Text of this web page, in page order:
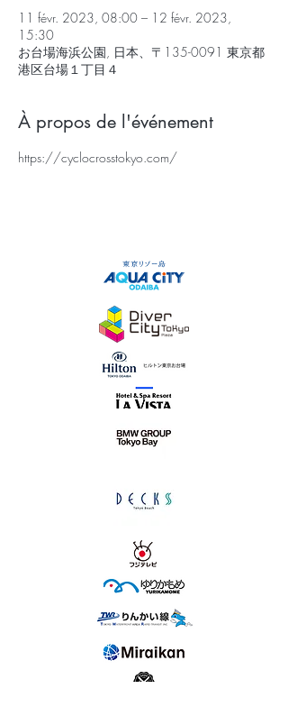
11 févr. 2023, 08:00 – 12 févr. 2023,
15:30
お台場海浜公園, 日本、〒135-0091 東京都
港区台場１丁目４
À propos de l'événement
https://cyclocrosstokyo.com/